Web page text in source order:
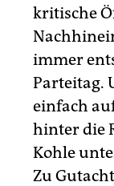
kritische
immer
Parteitag.
einfach
hinter die
Kohle
Zu